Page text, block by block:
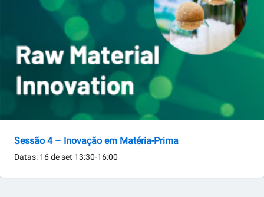
Sessão 4 – Inovação em Matéria-Prima
Datas: 16 de set 13:30-16:00